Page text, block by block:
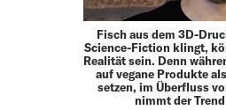
Fisch aus dem 3D-
Science-Fiction klingt,
Realität sein. Denn
auf vegane Produkte
setzen, im Überfluss
nimmt der